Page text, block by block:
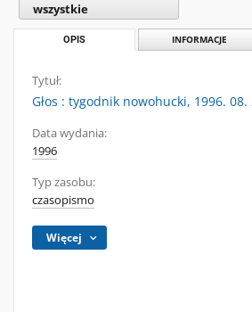
wszystkie
OPIS INFORMACJE
Tytuł:
Głos : tygodnik nowohucki, 1996.
Data wydania:
1996
Typ zasobu:
czasopismo
Więcej